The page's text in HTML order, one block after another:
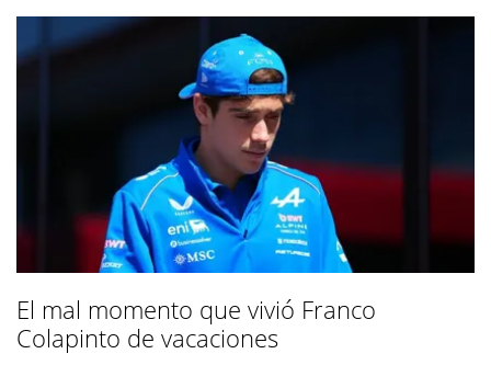
El mal momento que vivió Franco
Colapinto de vacaciones